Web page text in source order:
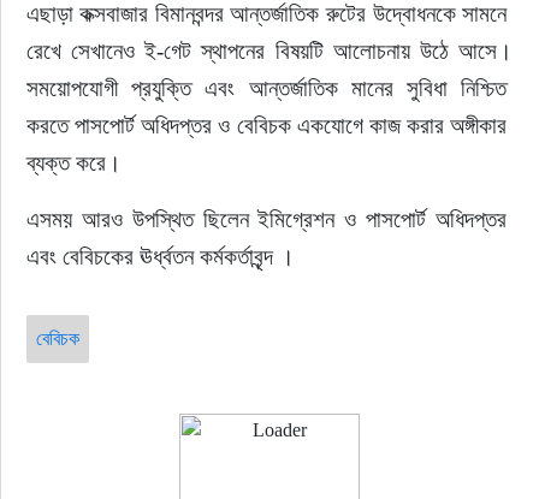
এছাড়া কক্সবাজার বিমানবন্দর আন্তর্জাতিক রুটের উদ্বোধনকে সামনে
রেখে সেখানেও ই-গেট স্থাপনের বিষয়টি আলোচনায় উঠে আসে।
সময়োপযোগী প্রযুক্তি এবং আন্তর্জাতিক মানের সুবিধা নিশ্চিত
করতে পাসপোর্ট অধিদপ্তর ও বেবিচক একযোগে কাজ করার অঙ্গীকার
ব্যক্ত করে।
এসময় আরও উপস্থিত ছিলেন ইমিগ্রেশন ও পাসপোর্ট অধিদপ্তর
এবং বেবিচকের ঊর্ধ্বতন কর্মকর্তাবৃন্দ ।
বেবিচক